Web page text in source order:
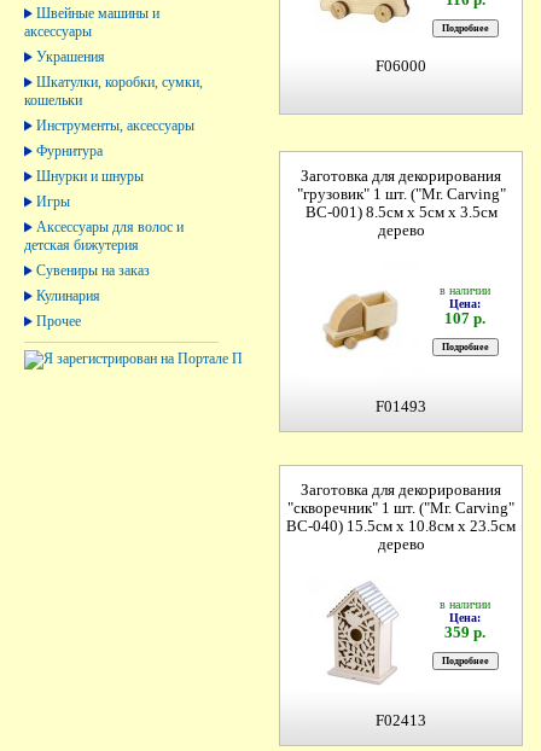
Швейные машины и
аксессуары
Украшения
Шкатулки, коробки, сумки,
кошельки
Инструменты, аксессуары
Фурнитура
Шнурки и шнуры
Игры
Аксессуары для волос и
детская бижутерия
Сувениры на заказ
Кулинария
Прочее
F06000
Заготовка для декорирования
"грузовик" 1 шт. ("Mr. Carving"
BC-001) 8.5см х 5см х 3.5см
дерево
в наличии
Цена:
107 р.
F01493
Заготовка для декорирования
"скворечник" 1 шт. ("Mr. Carving"
BC-040) 15.5см х 10.8см х 23.5см
дерево
в наличии
Цена:
359 р.
F02413